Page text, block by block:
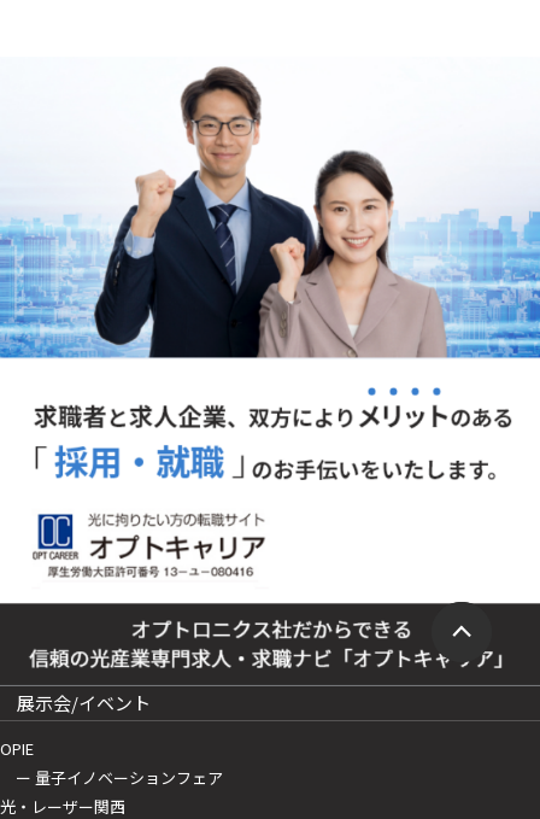
展示会/イベント
OPIE
ー 量子イノベーションフェア
光・レーザー関西